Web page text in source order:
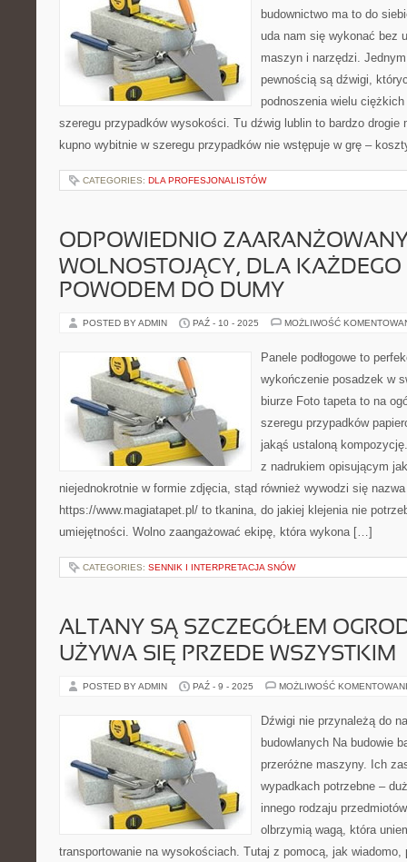
budownictwo ma to do
uda nam się wykonać bez
maszyn i narzędzi.
pewnością są dźwigi,
podnoszenia wielu
szeregu przypadków wysokości. Tu dźwig lublin to bardzo drogie
kupno wybitnie w szeregu przypadków nie wstępuje w grę –
CATEGORIES: DLA PROFESJONALISTÓW
ODPOWIEDNIO
WOLNOSTOJĄCY, DLA KAŻDEGO
POWODEM DO DUMY
POSTED BY ADMIN PAŹ - 10 - 2025 MOŻLIWOŚĆ
Panele podłogowe to
wykończenie posadzek w
biurze Foto tapeta to na
szeregu przypadków
jakąś ustaloną
z nadrukiem opisującym
niejednokrotnie w formie zdjęcia, stąd również wywodzi się
https://www.magiatapet.pl/ to tkanina, do jakiej klejenia nie
umiejętności. Wolno zaangażować ekipę, która wykona […]
CATEGORIES: SENNIK I INTERPRETACJA SNÓW
ALTANY SĄ SZCZEGÓŁEM
UŻYWA SIĘ PRZEDE WSZYSTKIM
POSTED BY ADMIN PAŹ - 9 - 2025 MOŻLIWOŚĆ
Dźwigi nie przynależą do
budowlanych Na budowie
przeróżne maszyny. Ich
wypadkach potrzebne –
innego rodzaju
olbrzymią wagą, która
transportowanie na wysokościach. Tutaj z pomocą, jak